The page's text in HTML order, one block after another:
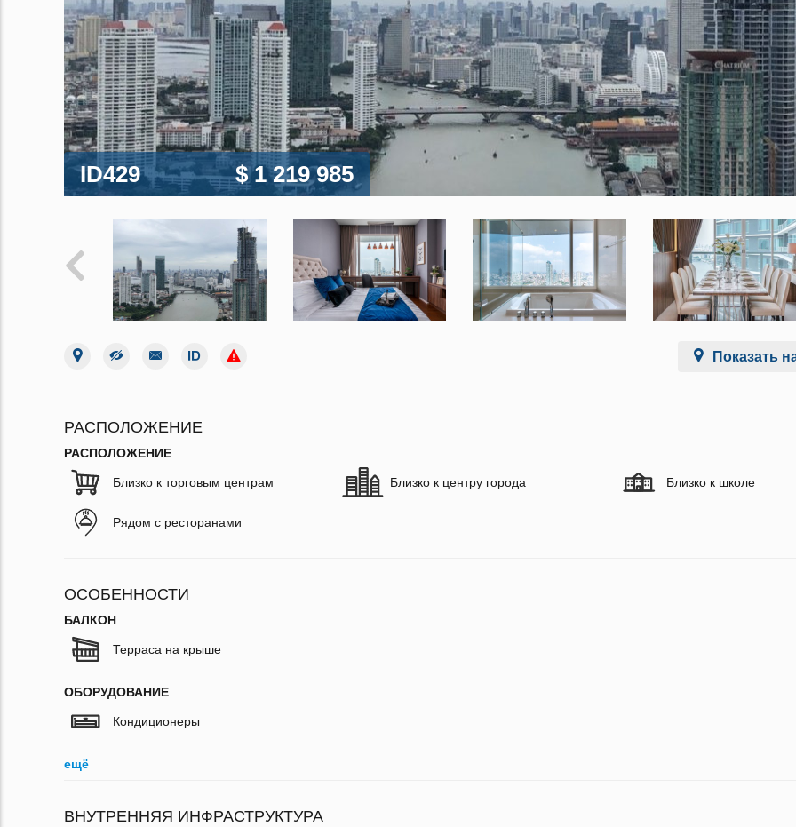
ID429 $ 1 219 985
Показать
РАСПОЛОЖЕНИЕ
РАСПОЛОЖЕНИЕ
Близко к торговым центрам Близко к центру города Близко к школе
Рядом с ресторанами
ОСОБЕННОСТИ
БАЛКОН
Терраса на крыше
ОБОРУДОВАНИЕ
Кондиционеры
ещё
ВНУТРЕННЯЯ ИНФРАСТРУКТУРА